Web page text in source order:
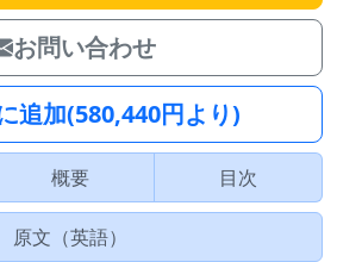
お問い合わせ
追加(580,440円より)
概要 目次
原文（英語）